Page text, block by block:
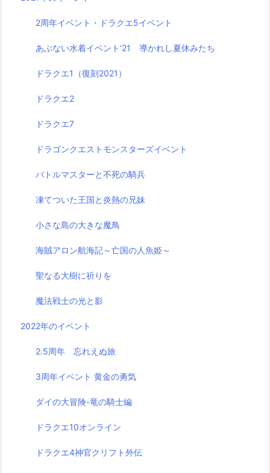
2周年イベント・ドラクエ5イベント
あぶない水着イベント’21 導かれし夏休みたち
ドラクエ1（復刻2021）
ドラクエ2
ドラクエ7
ドラゴンクエストモンスターズイベント
バトルマスターと不死の騎兵
凍てついた王国と炎熱の兄妹
小さな島の大きな魔鳥
海賊アロン航海記～亡国の人魚姫～
聖なる大樹に祈りを
魔法戦士の光と影
2022年のイベント
2.5周年 忘れえぬ旅
3周年イベント 黄金の勇気
ダイの大冒険-竜の騎士編
ドラクエ10オンライン
ドラクエ4神官クリフト外伝